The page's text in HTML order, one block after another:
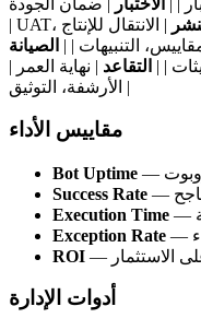
| | الاختبار | ضمان الجودة
| الانتقال للإنتاج | CI/CD، الترحيل
التنبيهات | | الصيانة
| | التقاعد | نهاية العمر |
الأرشفة، التوثيق |
مقاييس الأداء
Bot Uptime
Success Rate
Execution Time
Exception Rate
ROI
على الاستثمار
أدوات الإدارة